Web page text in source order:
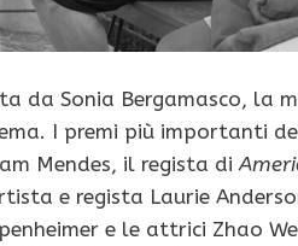
da Sonia Bergamasco, la
I premi più importanti
Mendes, il regista di
e regista Laurie
e le attrici Zhao